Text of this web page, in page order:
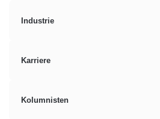
Industrie
Karriere
Kolumnisten